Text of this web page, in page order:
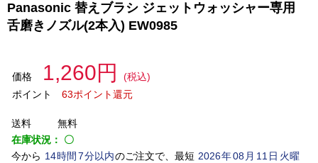
Panasonic 替えブラシ ジェットウォッシャー専用
舌磨きノズル(2本入) EW0985
価格 1,260円
(税込)
ポイント
63ポイント還元
送料
無料
在庫状況： 〇
今から 14時間 7分以内のご注文で、最短 2026年08 月 11 日火曜